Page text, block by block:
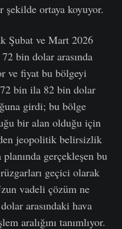
ortaya koyuyor.
Şubat ve Mart 2026
bin dolar arasında
ve fiyat bu bölgeyi
bin ila 82 bin dolar
girdi; bu bölge
bir alan olduğu için
jeopolitik belirsizlik
gerçekleşen bu
geçici olarak
vadeli çözüm ne
arasındaki hava
aralığını tanımlıyor.